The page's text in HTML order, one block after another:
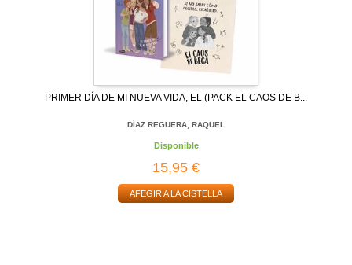
PRIMER DÍA DE MI NUEVA VIDA, EL (PACK EL CAOS DE B...
DÍAZ REGUERA, RAQUEL
Disponible
15,95 €
AFEGIR A LA CISTELLA